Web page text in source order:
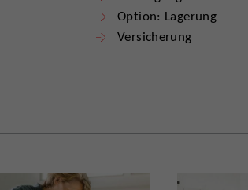
Option: Lagerung
Versicherung